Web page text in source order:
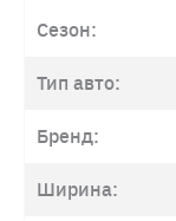
Сезон:
Тип авто:
Бренд:
Ширина: